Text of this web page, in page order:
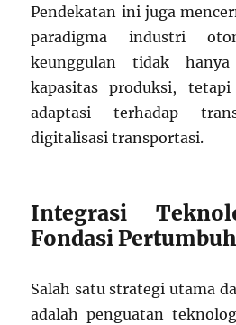
Pendekatan ini juga
paradigma industri
keunggulan tidak
kapasitas produksi,
adaptasi terhadap
digitalisasi transportasi.
Integrasi
Fondasi
Salah satu strategi utama
adalah penguatan